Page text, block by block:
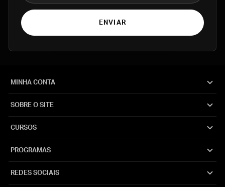
ENVIAR
MINHA CONTA
SOBRE O SITE
CURSOS
PROGRAMAS
REDES SOCIAIS